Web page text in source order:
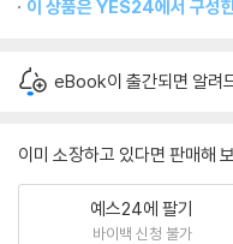
이 상품은 YES24에서 구성
eBook이 출간되면 알려
이미 소장하고 있다면 판매해
예스24에 팔기
바이백 신청 불가